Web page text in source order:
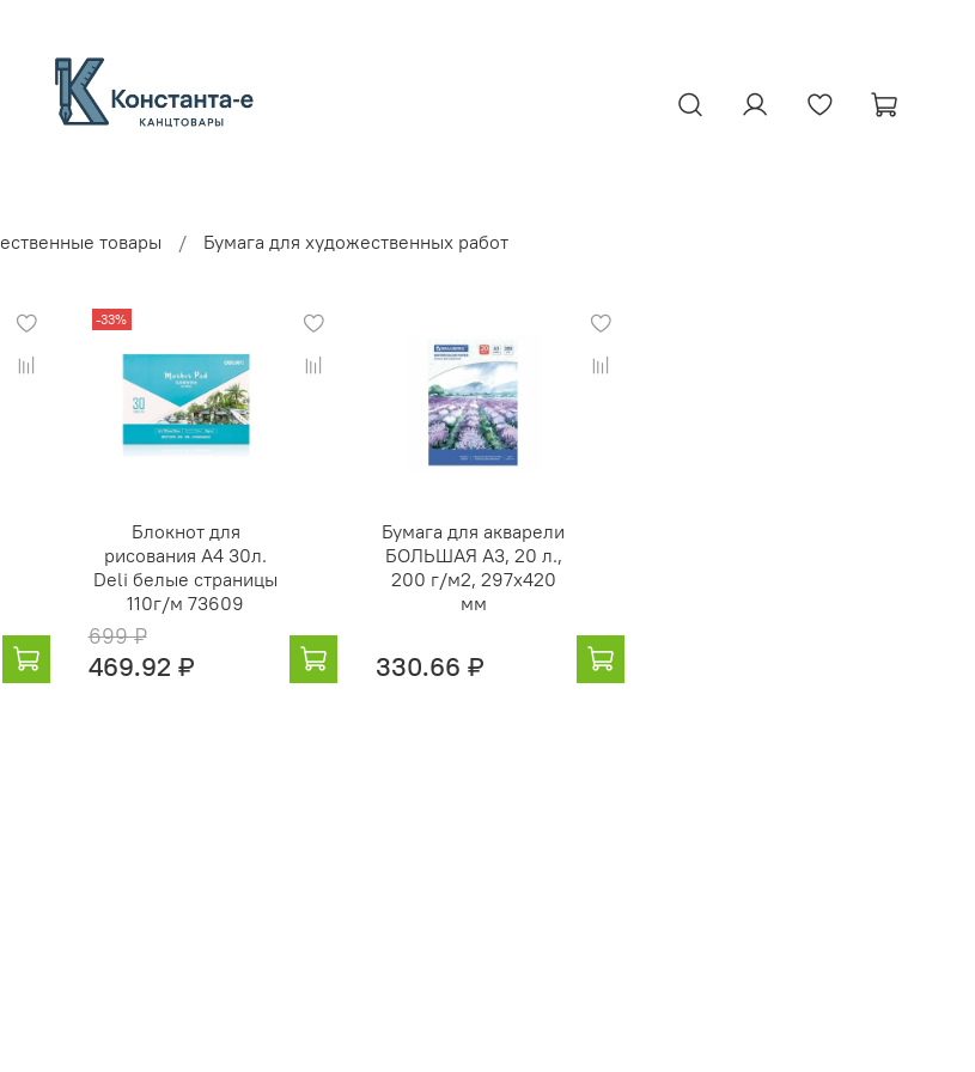
товары Бумага для художественных работ
-33%
Блокнот для
рисования А4 30л.
Deli белые страницы
110г/м 73609
699 ₽
469.92 ₽
Бумага для акварели
БОЛЬШАЯ А3, 20 л.,
200 г/м2, 297х420
мм
330.66 ₽